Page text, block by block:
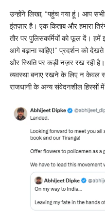
उन्होंने लिखा, “पहुंच गया हूं। आप
इंतज़ार है। एक किताब और हमारा
तौर पर पुलिसकर्मियों को फूल दें।
आगे बढ़ाना चाहिए!” प्रदर्शन को देखते
और स्थिति पर कड़ी नज़र रख रही
व्यवस्था बनाए रखने के लिए न केवल
राजधानी के अन्य संवेदनशील हिस्सों